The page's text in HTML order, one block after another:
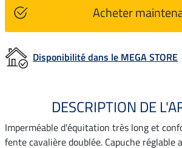
Acheter
Disponibilité dans le MEGA STORE
DESCRIPTION DE
Imperméable d'équitation très long et
fente cavalière doublée. Capuche réglable